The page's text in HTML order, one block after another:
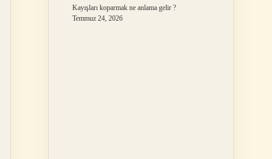
Kayışları koparmak ne anlama gelir ?
Temmuz 24, 2026